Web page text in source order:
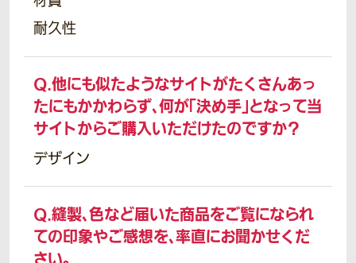
耐久性
Q.他にも似たようなサイトがたくさんあっ
たにもかかわらず、何が「決め手」となって当
サイトからご購入いただけたのですか？
デザイン
Q.縫製、色など届いた商品をご覧になられ
ての印象やご感想を、率直にお聞かせくだ